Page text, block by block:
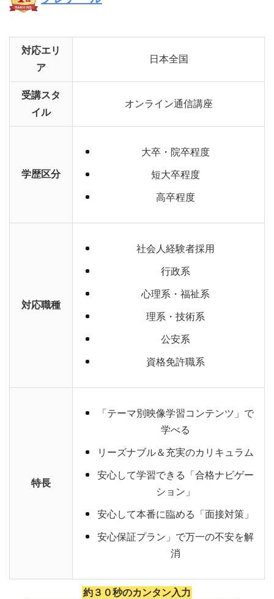
対応エリ
ア
日本全国
受講スタ
イル
オンライン通信講座
学歴区分
大卒・院卒程度
短大卒程度
高卒程度
対応職種
社会人経験者採用
行政系
心理系・福祉系
理系・技術系
公安系
資格免許職系
特長
「テーマ別映像学習コンテンツ」で
学べる
リーズナブル＆充実のカリキュラム
安心して学習できる「合格ナビゲー
ション」
安心して本番に臨める「面接対策」
安心保証プラン」で万一の不安を解
消
約３０秒のカンタン入力